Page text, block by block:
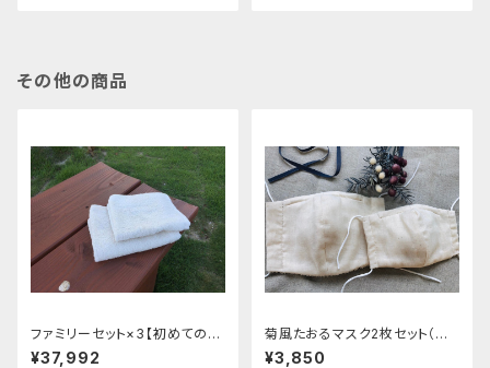
その他の商品
ファミリーセット×3【初めての方
はコレ】
¥37,992
菊風たおるマスク2枚セット（大
人用１、子供用１）
¥3,850